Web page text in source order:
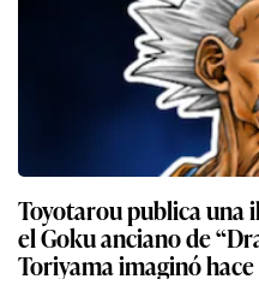
Toyotarou publica una
el Goku anciano de
Toriyama imaginó hace